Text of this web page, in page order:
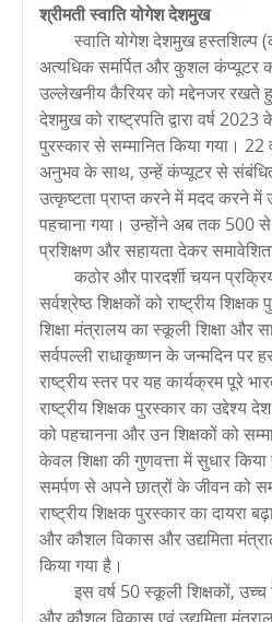
श्रीमती स्वाति योगेश देशमुख
स्वाति योगेश देशमुख हस्तशिल्प
अत्यधिक समर्पित और कुशल कंप्यूटर
उल्लेखनीय कैरियर को मद्देनजर रखते
देशमुख को राष्ट्रपति द्वारा वर्ष 2023
पुरस्कार से सम्मानित किया गया। 22
अनुभव के साथ, उन्हें कंप्यूटर से संबंधित
उत्कृष्टता प्राप्त करने में मदद करने में
पहचाना गया। उन्होंने अब तक 500
प्रशिक्षण और सहायता देकर
कठोर और पारदर्शी चयन
सर्वश्रेष्ठ शिक्षकों को राष्ट्रीय
शिक्षा मंत्रालय का स्कूली शिक्षा और
सर्वपल्ली राधाकृष्णन के जन्मदिन पर
राष्ट्रीय स्तर पर यह कार्यक्रम पूरे
राष्ट्रीय शिक्षक पुरस्कार का उद्देश्य
को पहचानना और उन शिक्षकों को
केवल शिक्षा की गुणवत्ता में सुधार
समर्पण से अपने छात्रों के जीवन को
राष्ट्रीय शिक्षक पुरस्कार का दायरा
और कौशल विकास और उद्यमिता
किया गया है।
इस वर्ष 50 स्कूली शिक्षकों, उच्च